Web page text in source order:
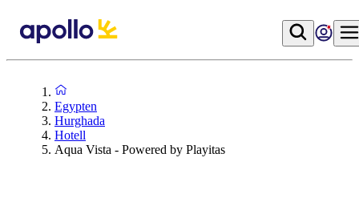
Egypten
Hurghada
Hotell
Aqua Vista - Powered by Playitas